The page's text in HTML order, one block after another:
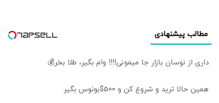
مطالب پیشنهادی
داری از نوسان بازار جا میمونی!!!! وام بگیر، طلا بخر💰
همین حالا ترید و شروع کن و 500$بونوس بگیر